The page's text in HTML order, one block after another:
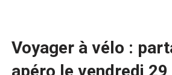
Voyager à vélo :